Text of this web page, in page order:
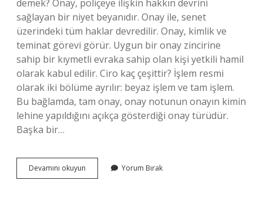
demek? Onay, poliçeye ilişkin hakkın devrini
sağlayan bir niyet beyanıdır. Onay ile, senet
üzerindeki tüm haklar devredilir. Onay, kimlik ve
teminat görevi görür. Uygun bir onay zincirine
sahip bir kıymetli evraka sahip olan kişi yetkili hamil
olarak kabul edilir. Ciro kaç çeşittir? İşlem resmi
olarak iki bölüme ayrılır: beyaz işlem ve tam işlem.
Bu bağlamda, tam onay, onay notunun onayın kimin
lehine yapıldığını açıkça gösterdiği onay türüdür.
Başka bir…
Devamını okuyun Devredilen
Kişinin
Yorum Bırak